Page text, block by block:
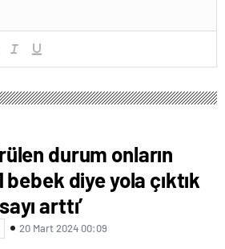
durum onların
bebek diye yola çıktık
arttı’
20 Mart 2024 00:09